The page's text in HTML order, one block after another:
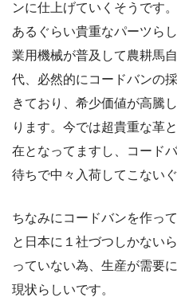
ンに仕上げていくそうです
あるぐらい貴重なパーツら
業用機械が普及して農耕馬
代、必然的にコードバンの
きており、希少価値が高騰
ります。今では超貴重な革
在となってますし、コード
待ちで中々入荷してこないぐ
ちなみにコードバンを作っ
と日本に１社づつしかない
っていない為、生産が需要
現状らしいです。